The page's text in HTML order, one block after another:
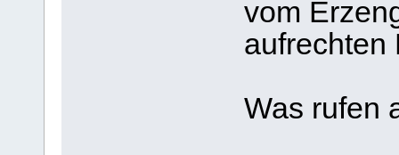
vom
aufrechten
Was rufen